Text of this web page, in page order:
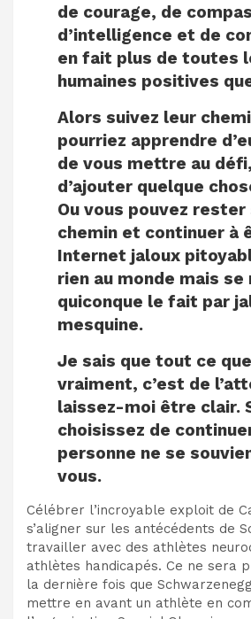
de courage, de
d’intelligence et de
en fait plus de toutes
humaines positives
Alors suivez leur
pourriez apprendre
de vous mettre au
d’ajouter quelque
Ou vous pouvez
chemin et continuer à
Internet jaloux
rien au monde mais se
quiconque le fait par
mesquine.
Je sais que tout ce
vraiment, c’est de
laissez-moi être clair.
choisissez de
personne ne se
vous.
Célébrer l’incroyable exploit de
s’aligner sur les antécédents de
travailler avec des athlètes
athlètes handicapés. Ce ne sera
la dernière fois que
mettre en avant un athlète en